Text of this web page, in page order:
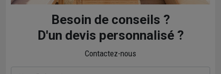
Besoin de conseils ?
D'un devis personnalisé ?
Contactez-nous